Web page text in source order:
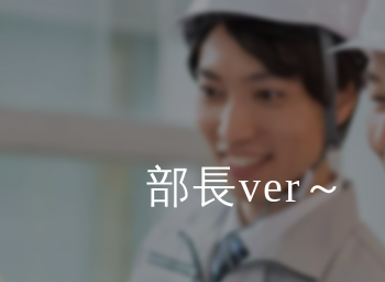
部長ver～